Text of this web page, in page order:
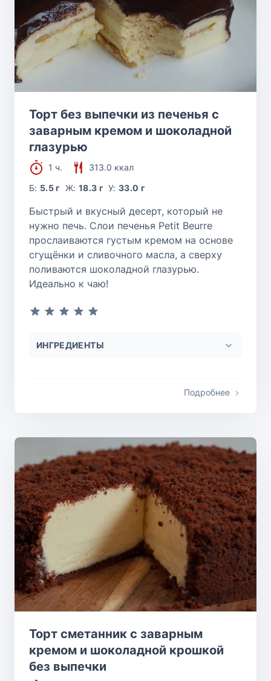
Торт без выпечки из печенья с
заварным кремом и шоколадной
глазурью
1 ч.
313.0 ккал
Б: 5.5 г Ж: 18.3 г У:33.0 г
Быстрый и вкусный десерт, который не
нужно печь. Слои печенья Petit Beurre
прослаиваются густым кремом на основе
сгущёнки и сливочного масла, а сверху
поливаются шоколадной глазурью.
Идеально к чаю!
ИНГРЕДИЕНТЫ
Подробнее
Торт сметанник с заварным
кремом и шоколадной крошкой
без выпечки